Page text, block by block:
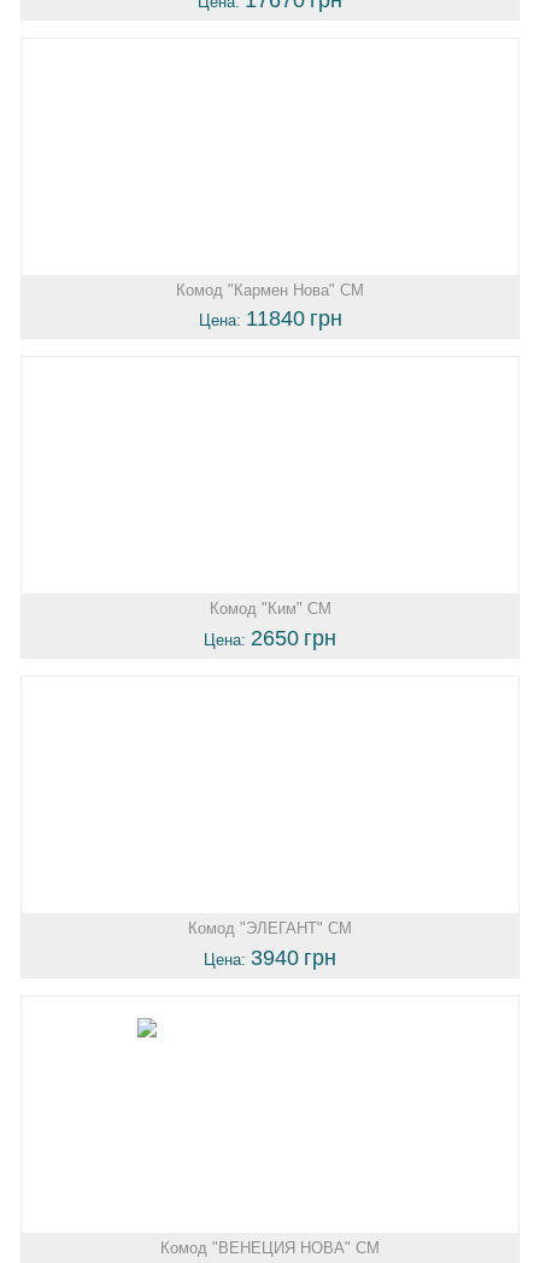
Комод "Кармен Нова" СМ
Цена: 11840 грн
Комод "Ким" СМ
Цена: 2650 грн
Комод "ЭЛЕГАНТ" СМ
Цена: 3940 грн
Комод "ВЕНЕЦИЯ НОВА" СМ